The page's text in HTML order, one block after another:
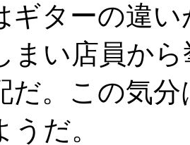
ギターの違
まい店員か
だ。この気
だ。